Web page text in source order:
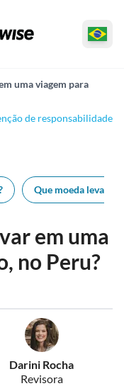
uma viagem para
de responsabilidade
Que moeda levar?
em uma
no Peru?
Darini Rocha
Revisora